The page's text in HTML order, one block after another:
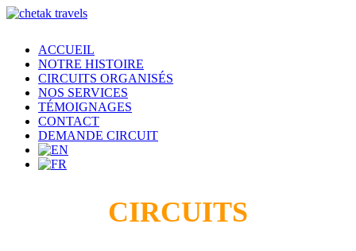
ACCUEIL
NOTRE HISTOIRE
CIRCUITS ORGANISÉS
NOS SERVICES
TÉMOIGNAGES
CONTACT
DEMANDE CIRCUIT
CIRCUITS